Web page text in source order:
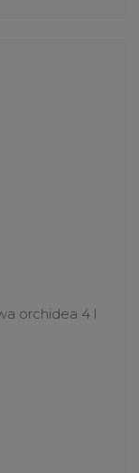
orchidea 4 l